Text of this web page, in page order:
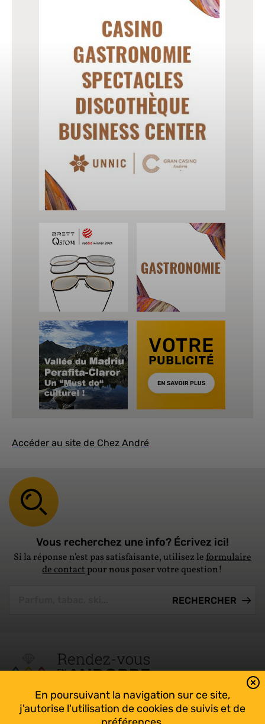
En poursuivant la navigation sur ce site,
j'autorise l'utilisation de cookies de suivis et de
Accéder au site de Chez André
Vous recherchez une info? Écrivez ici!
Si la réponse n'est pas satisfaisante, utilisez leformulaire
de contactpour nous poser votre question!
Tout suivre sur l’Andorre!
Facebook